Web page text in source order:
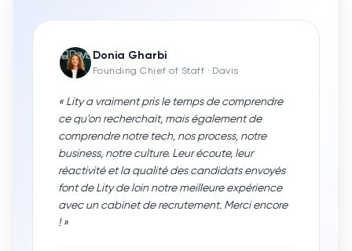
Donia Gharbi
Founding Chief of Staff · Davis
«Lity a vraiment pris le temps de comprendre
ce qu'on recherchait, mais également de
comprendre notre tech, nos process, notre
business, notre culture. Leur écoute, leur
réactivité et la qualité des candidats envoyés
font de Lity de loin notre meilleure expérience
avec un cabinet de recrutement. Merci encore
!»